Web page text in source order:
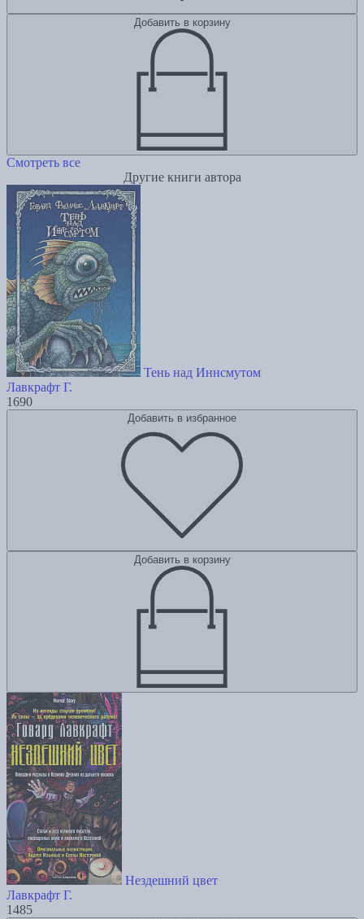
Добавить в корзину
Смотреть все
Другие книги автора
Тень над Иннсмутом
Лавкрафт Г.
1690
Добавить в избранное
Добавить в корзину
Нездешний цвет
Лавкрафт Г.
1485